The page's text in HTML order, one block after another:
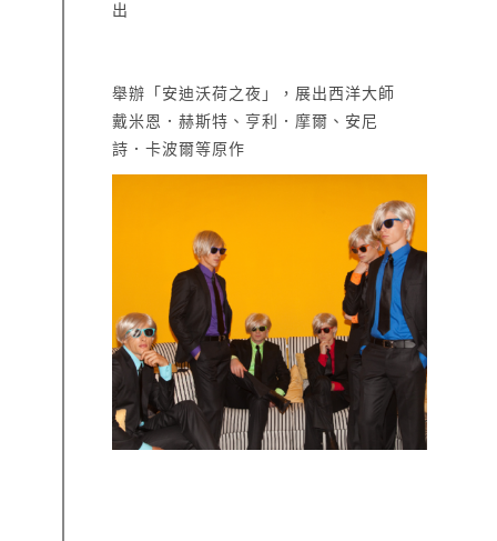
出
舉辦「安迪沃荷之夜」，展出西洋大師
戴米恩．赫斯特、亨利．摩爾、安尼
詩．卡波爾等原作